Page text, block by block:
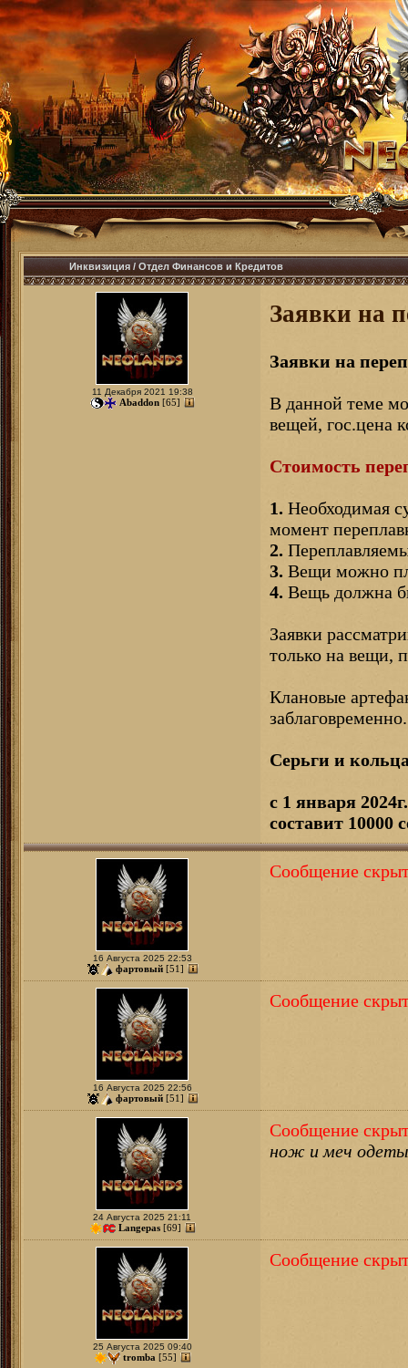
Инквизиция/Отдел Финансов и Кредитов
11 Декабря 2021 19:38
Abaddon [65]
Заявки на
Заявки на
В данной теме
вещей, гос.цена
Стоимость
1. Необходимая
момент
2.
3. Вещи можно
4. Вещь должна
Заявки
только на вещи,
Клановые
заблаговременно.
Серьги и
с 1 января
составит 10000
16 Августа 2025 22:53
фартовый [51]
Сообщение
16 Августа 2025 22:56
фартовый [51]
Сообщение
24 Августа 2025 21:11
Langepas [69]
Сообщение
нож и меч одеты
25 Августа 2025 09:40
tromba [55]
Сообщение